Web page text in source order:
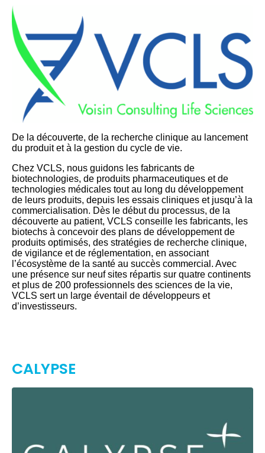
De la découverte, de la recherche clinique au lancement
du produit et à la gestion du cycle de vie.
Chez VCLS, nous guidons les fabricants de
biotechnologies, de produits pharmaceutiques et de
technologies médicales tout au long du développement
de leurs produits, depuis les essais cliniques et jusqu’à la
commercialisation. Dès le début du processus, de la
découverte au patient, VCLS conseille les fabricants, les
biotechs à concevoir des plans de développement de
produits optimisés, des stratégies de recherche clinique,
de vigilance et de réglementation, en associant
l’écosystème de la santé au succès commercial. Avec
une présence sur neuf sites répartis sur quatre continents
et plus de 200 professionnels des sciences de la vie,
VCLS sert un large éventail de développeurs et
d’investisseurs.
CALYPSE